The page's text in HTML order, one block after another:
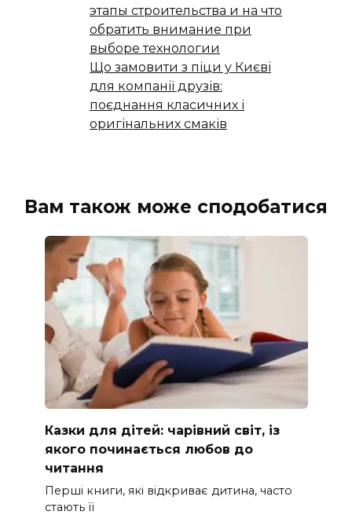
этапы строительства и на что
обратить внимание при
выборе технологии
Що замовити з піци у Києві
для компанії друзів:
поєднання класичних і
оригінальних смаків
Вам також може сподобатися
Казки для дітей: чарівний світ, із
якого починається любов до
читання
Перші книги, які відкриває дитина, часто
стають її